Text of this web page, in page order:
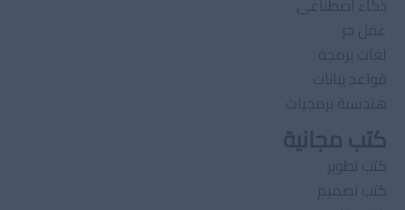
ذكاء اصطناعى
عمل حر
لغات برمجة
قواعد بيانات
هندسىة برمجيات
كتب مجانية
كتب تطوير
كتب تصميم